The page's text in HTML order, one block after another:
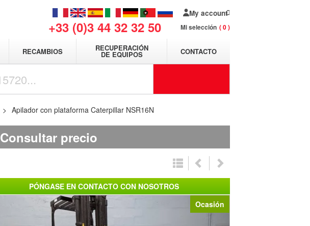
+33 (0)3 44 32 32 50
My account
Mi selección 0
RECAMBIOS RECUPERACIÓN
DE EQUIPOS CONTACTO
Apilador con plataforma Caterpillar NSR16N
Consultar precio
Ocasión
PÓNGASE EN CONTACTO CON NOSOTROS